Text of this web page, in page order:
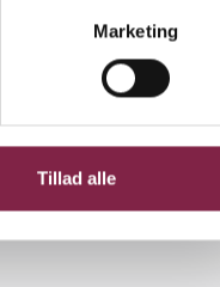
Marketing
Tillad alle
på at